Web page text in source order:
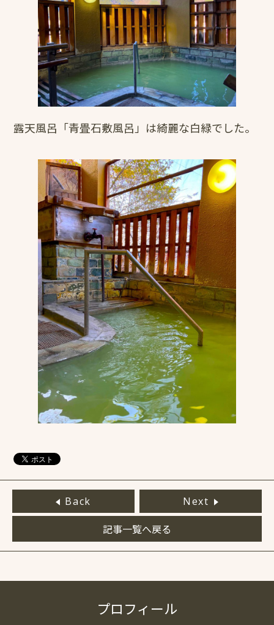
露天風呂「青畳石敷風呂」は綺麗な白緑でした。
Back Next
記事一覧へ戻る
プロフィール